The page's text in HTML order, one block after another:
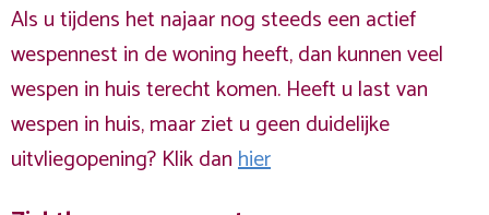
Als u tijdens het najaar nog steeds een actief
wespennest in de woning heeft, dan kunnen veel
wespen in huis terecht komen. Heeft u last van
wespen in huis, maar ziet u geen duidelijke
uitvliegopening? Klik danhier